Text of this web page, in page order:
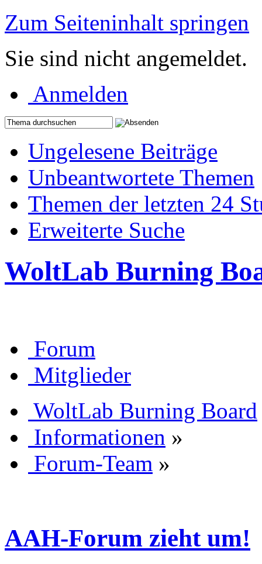
Zum Seiteninhalt springen
Sie sind nicht angemeldet.
Anmelden
Ungelesene Beiträge
Unbeantwortete Themen
Themen der letzten 24
Erweiterte Suche
WoltLab Burning
Forum
Mitglieder
WoltLab Burning Board
Informationen »
Forum-Team »
AAH-Forum zieht um!